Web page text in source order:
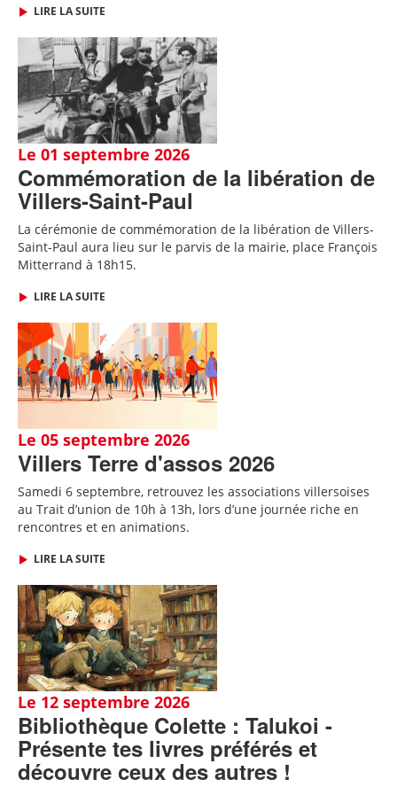
LIRE LA SUITE
Le 01 septembre 2026
Commémoration de la libération de
Villers-Saint-Paul
La cérémonie de commémoration de la libération de Villers-
Saint-Paul aura lieu sur le parvis de la mairie, place François
Mitterrand à 18h15.
LIRE LA SUITE
Le 05 septembre 2026
Villers Terre d'assos 2026
Samedi 6 septembre, retrouvez les associations villersoises
au Trait d’union de 10h à 13h, lors d’une journée riche en
rencontres et en animations.
LIRE LA SUITE
Le 12 septembre 2026
Bibliothèque Colette : Talukoi -
Présente tes livres préférés et
découvre ceux des autres !